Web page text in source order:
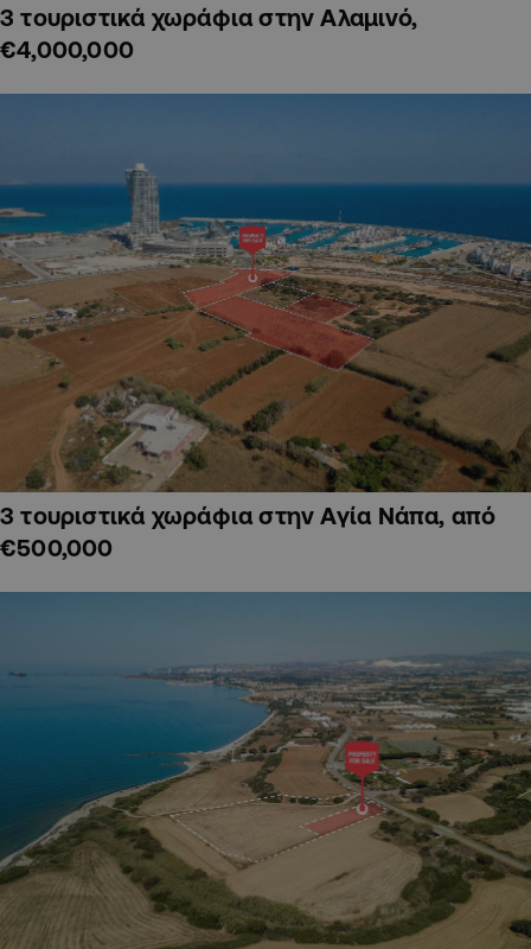
3 τουριστικά χωράφια στην Αλαμινό,
€4,000,000
3 τουριστικά χωράφια στην Αγία Νάπα, από
€500,000